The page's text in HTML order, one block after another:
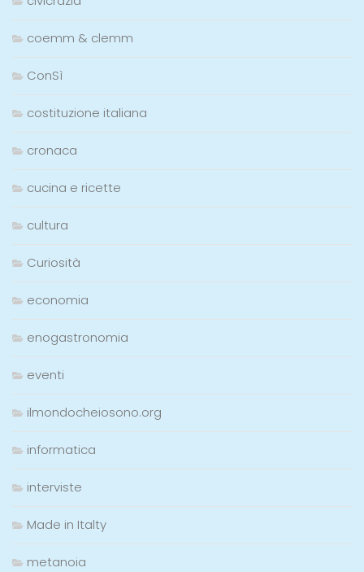
coemm & clemm
ConSì
costituzione italiana
cronaca
cucina e ricette
cultura
Curiosità
economia
enogastronomia
eventi
ilmondocheiosono.org
informatica
interviste
Made in Italty
metanoia